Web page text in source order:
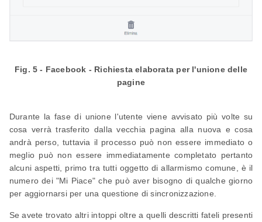
Fig. 5 - Facebook - Richiesta elaborata per l'unione delle
pagine
Durante la fase di unione l'utente viene avvisato più volte su
cosa verrà trasferito dalla vecchia pagina alla nuova e cosa
andrà perso, tuttavia il processo può non essere immediato o
meglio può non essere immediatamente completato pertanto
alcuni aspetti, primo tra tutti oggetto di allarmismo comune, è il
numero dei "Mi Piace" che può aver bisogno di qualche giorno
per aggiornarsi per una questione di sincronizzazione.
Se avete trovato altri intoppi oltre a quelli descritti fateli presenti